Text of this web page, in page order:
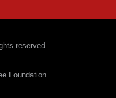
reserved.
Foundation